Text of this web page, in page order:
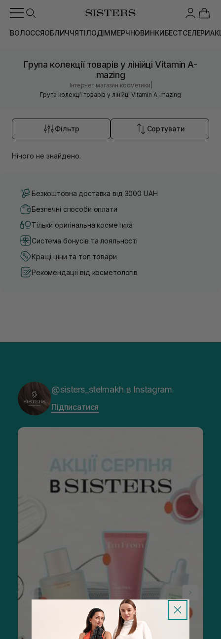
ВОЛОССЯОБЛИЧЧЯТІЛОДІММЕРЧНОВИНКИБЕСТСЕЛЕРИ
Група колекції товарів у лінійці Vitamin A-
mazing
Інтернет магазин косметики
Група колекції товарів у лінійці Vitamin A-mazing
Фільтр Сортувати
Нічого не знайдено.
Безкоштовна доставка від 3000 UAH
Безпечні способи оплати
Тільки оригінальна косметика
Система бонусів та лояльності
Кращі ціни та топ товари
Рекомендації від косметологів
@sisters_stelmakh в Instagram
Підписатися